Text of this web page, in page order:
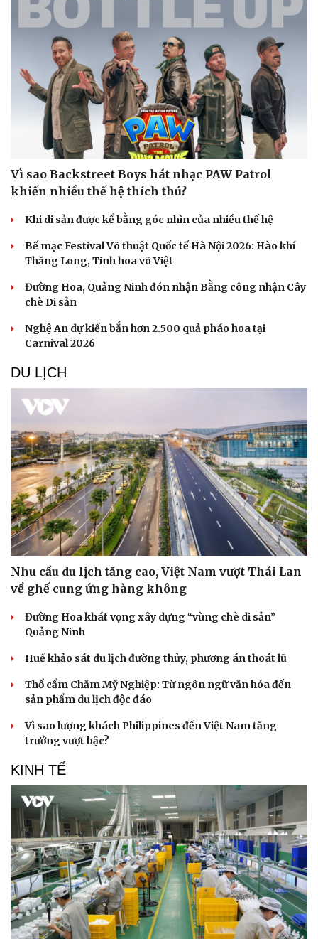
Văn hóa
Sân khấu - Điện ảnh
Văn học
Di sản
Giải trí
Nghệ sĩ
Thời trang
Vì sao Backstreet Boys hát nhạc PAW Patrol
khiến nhiều thế hệ thích thú?
Khi di sản được kể bằng góc nhìn của nhiều thế hệ
Bế mạc Festival Võ thuật Quốc tế Hà Nội 2026: Hào khí
Thăng Long, Tinh hoa võ Việt
Đường Hoa, Quảng Ninh đón nhận Bằng công nhận Cây
chè Di sản
Nghệ An dự kiến bắn hơn 2.500 quả pháo hoa tại
Carnival 2026
DU LỊCH
Nhu cầu du lịch tăng cao, Việt Nam vượt Thái Lan
về ghế cung ứng hàng không
Đường Hoa khát vọng xây dựng “vùng chè di sản”
Quảng Ninh
Huế khảo sát du lịch đường thủy, phương án thoát lũ
Thổ cẩm Chăm Mỹ Nghiệp: Từ ngôn ngữ văn hóa đến
sản phẩm du lịch độc đáo
Vì sao lượng khách Philippines đến Việt Nam tăng
trưởng vượt bậc?
KINH TẾ